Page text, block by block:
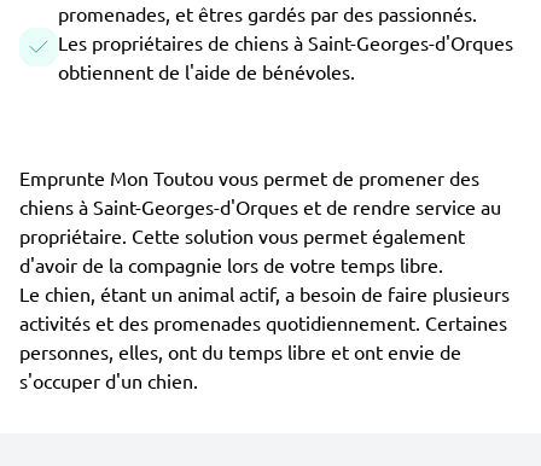
promenades, et êtres gardés par des passionnés.
Les propriétaires de chiens à Saint-Georges-d'Orques
obtiennent de l'aide de bénévoles.
Emprunte Mon Toutou vous permet de promener des
chiens à Saint-Georges-d'Orques et de rendre service au
propriétaire. Cette solution vous permet également
d'avoir de la compagnie lors de votre temps libre.
Le chien, étant un animal actif, a besoin de faire plusieurs
activités et des promenades quotidiennement. Certaines
personnes, elles, ont du temps libre et ont envie de
s'occuper d'un chien.